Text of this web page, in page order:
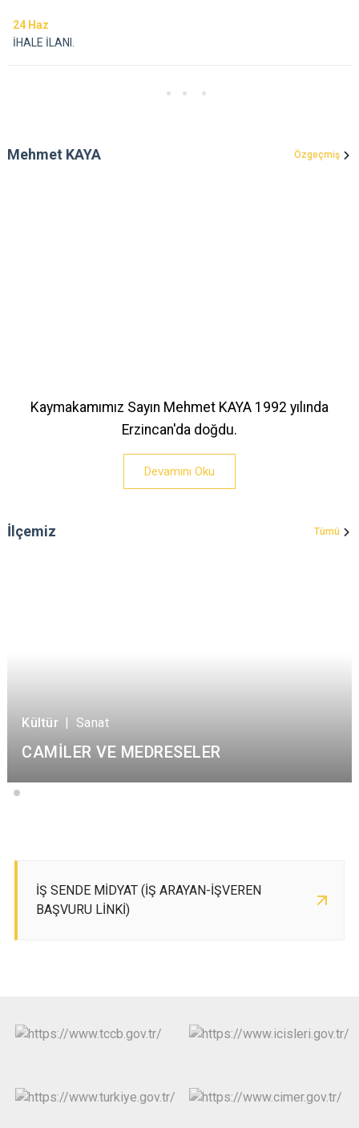
24 Haz
İHALE İLANI.
Mehmet KAYA Özgeçmiş
Kaymakamımız Sayın Mehmet KAYA 1992 yılında
Erzincan'da doğdu.
Devamını Oku
İlçemiz Tümü
Kültür | Sanat
CAMİLER VE MEDRESELER
İŞ SENDE MİDYAT (İŞ ARAYAN-İŞVEREN
BAŞVURU LİNKİ)